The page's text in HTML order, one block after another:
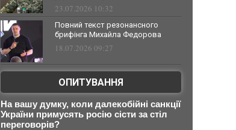
23.07.2026 10:32
Повний текст резонансного
брифінга Михайла Федорова
18.07.2026 09:27
ОПИТУВАННЯ
На вашу думку, коли далекобійні санкції
України примусять росію сісти за стіл
переговорів?